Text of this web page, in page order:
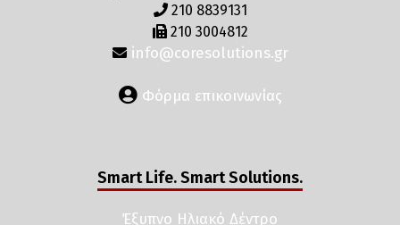
210 8839131
210 3004812
info@coresolutions.gr
Φόρμα επικοινωνίας
Smart Life. Smart Solutions.
Έξυπνο Ηλιακό Δέντρο